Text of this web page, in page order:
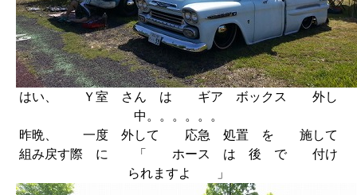
はい、 Ｙ室 さん は ギア ボックス 外し
中。。。。。。
昨晩、 一度 外して 応急 処置 を 施して
組み戻す際 に 「 ホース は 後 で 付け
られますよ 」